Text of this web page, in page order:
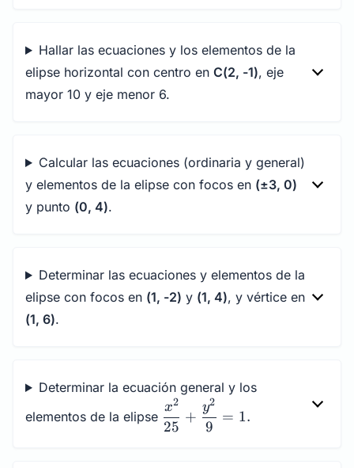
Hallar las ecuaciones y los elementos de la
elipse horizontal con centro en C(2, -1), eje
mayor 10 y eje menor 6.
Calcular las ecuaciones (ordinaria y general)
y elementos de la elipse con focos en (±3, 0)
y punto (0, 4).
Determinar las ecuaciones y elementos de la
elipse con focos en (1, -2) y (1, 4), y vértice en
(1, 6).
Determinar la ecuación general y los
elementos de la elipse
\dfrac{x^2}
{25} +
25
x2
+
9
y2
= 1.